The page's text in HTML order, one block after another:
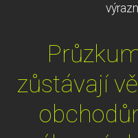
zůstávají